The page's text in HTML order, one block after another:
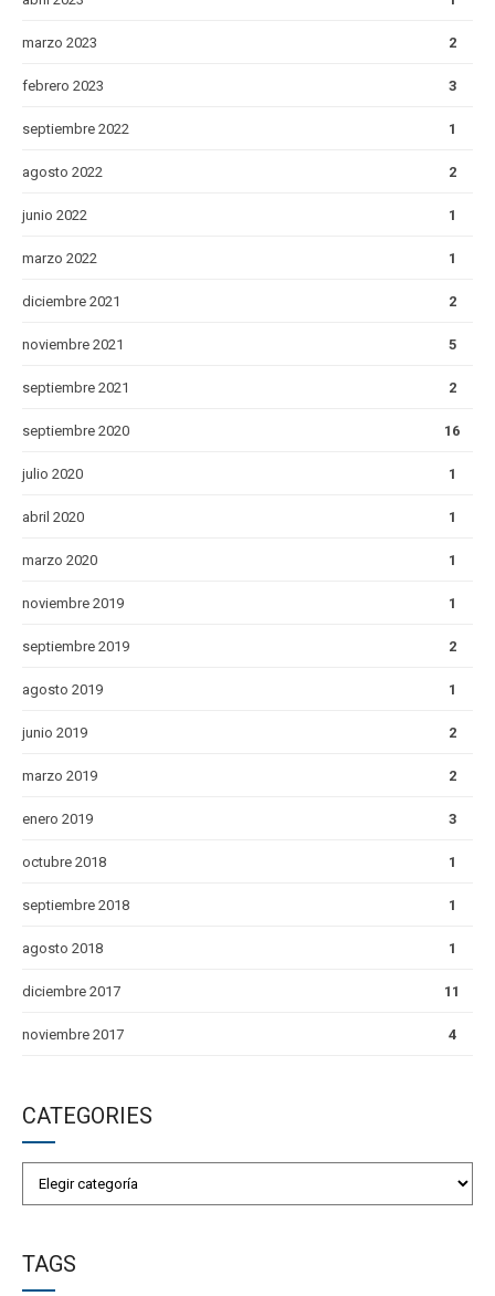
marzo 2023 2
febrero 2023 3
septiembre 2022 1
agosto 2022 2
junio 2022 1
marzo 2022 1
diciembre 2021 2
noviembre 2021 5
septiembre 2021 2
septiembre 2020 16
julio 2020 1
abril 2020 1
marzo 2020 1
noviembre 2019 1
septiembre 2019 2
agosto 2019 1
junio 2019 2
marzo 2019 2
enero 2019 3
octubre 2018 1
septiembre 2018 1
agosto 2018 1
diciembre 2017 11
noviembre 2017 4
CATEGORIES
TAGS